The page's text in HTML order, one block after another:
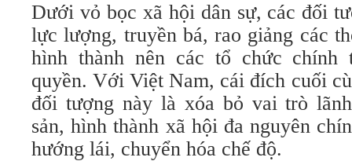
Dưới vỏ bọc xã hội dân sự, các đối
lực lượng, truyền bá, rao giảng các
hình thành nên các tổ chức
quyền. Với Việt Nam, cái đích cuối
đối tượng này là xóa bỏ vai trò
sản, hình thành xã hội đa nguyên
hướng lái, chuyển hóa chế độ.